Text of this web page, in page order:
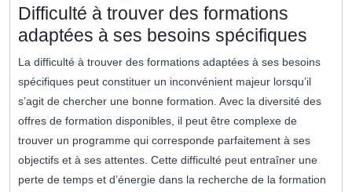
Difficulté à trouver des formations
adaptées à ses besoins spécifiques
La difficulté à trouver des formations adaptées à ses besoins
spécifiques peut constituer un inconvénient majeur lorsqu’il
s’agit de chercher une bonne formation. Avec la diversité des
offres de formation disponibles, il peut être complexe de
trouver un programme qui corresponde parfaitement à ses
objectifs et à ses attentes. Cette difficulté peut entraîner une
perte de temps et d’énergie dans la recherche de la formation